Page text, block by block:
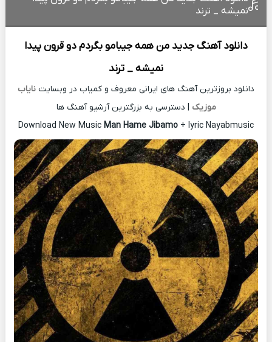
نمیشه _ ترند
دانلود آهنگ جدید من همه جیبامو بگردم دو قرون پیدا
نمیشه _ ترند
دانلود بروزترین آهنگ های ایرانی معروف و کمیاب در وبسایت نایاب
موزیک | دسترسی به بزرگترین آرشیو آهنگ ها
Download New Music Man Hame Jibamo + lyric Nayabmusic